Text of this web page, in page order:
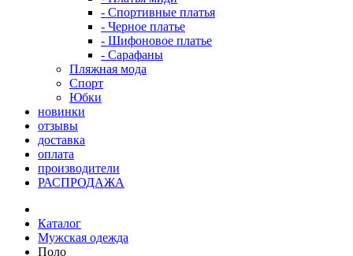
- Спортивные платья
- Черное платье
- Шифоновое платье
- Сарафаны
Пляжная мода
Спорт
Юбки
новинки
отзывы
доставка
оплата
производители
РАСПРОДАЖА
Каталог
Мужская одежда
Поло